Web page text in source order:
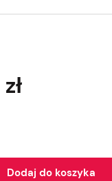
zł
Dodaj do koszyka